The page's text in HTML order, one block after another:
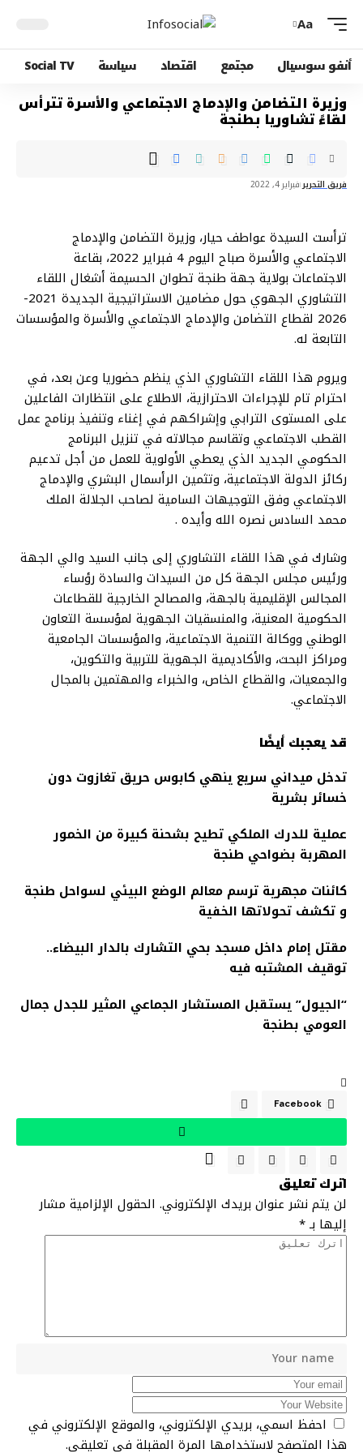
Aa
أنفو سوسيال مجتمع اقتصاد سياسة Social TV
وزيرة التضامن والإدماج الاجتماعي والأسرة تترأس
لقاءً تشاوريا بطنجة
فريق التحرير فبراير 4, 2022
ترأست السيدة عواطف حيار، وزيرة التضامن والإدماج
الاجتماعي والأسرة صباح اليوم 4 فبراير 2022، بقاعة
الاجتماعات بولاية جهة طنجة تطوان الحسيمة أشغال اللقاء
التشاوري الجهوي حول مضامين الاستراتيجية الجديدة 2021-
2026 لقطاع التضامن والإدماج الاجتماعي والأسرة والمؤسسات
التابعة له.
ویروم هذا اللقاء التشاوري الذي ينظم حضوريا وعن بعد، في
احترام تام للإجراءات الاحترازية، الاطلاع على انتظارات الفاعلين
على المستوى الترابي وإشراكهم في إغناء وتنفيذ برنامج عمل
القطب الاجتماعي وتقاسم مجالاته في تنزيل البرنامج
الحكومي الجديد الذي يعطي الأولوية للعمل من أجل تدعيم
ركائز الدولة الاجتماعية، وتثمين الرأسمال البشري والإدماج
الاجتماعي وفق التوجيهات السامية لصاحب الجلالة الملك
محمد السادس نصره الله وأيده .
وشارك في هذا اللقاء التشاوري إلى جانب السيد والي الجهة
ورئيس مجلس الجهة كل من السيدات والسادة رؤساء
المجالس الإقليمية بالجهة، والمصالح الخارجية للقطاعات
الحكومية المعنية، والمنسقيات الجهوية لمؤسسة التعاون
الوطني ووكالة التنمية الاجتماعية، والمؤسسات الجامعية
ومراكز البحث، والأكاديمية الجهوية للتربية والتكوين،
والجمعيات، والقطاع الخاص، والخبراء والمهتمين بالمجال
الاجتماعي.
قد يعجبك أيضًا
تدخل ميداني سريع ينهي كابوس حريق تغازوت دون
خسائر بشرية
عملية للدرك الملكي تطيح بشحنة كبيرة من الخمور
المهربة بضواحي طنجة
كائنات مجهرية ترسم معالم الوضع البيئي لسواحل طنجة
و تكشف تحولاتها الخفية
مقتل إمام داخل مسجد بحي التشارك بالدار البيضاء..
توقيف المشتبه فيه
“الجيول” يستقبل المستشار الجماعي المثير للجدل جمال
العومي بطنجة
Facebook
اترك تعليق
لن يتم نشر عنوان بريدك الإلكتروني. الحقول الإلزامية مشار
إليها بـ*
احفظ اسمي، بريدي الإلكتروني، والموقع الإلكتروني في
هذا المتصفح لاستخدامها المرة المقبلة في تعليقي.